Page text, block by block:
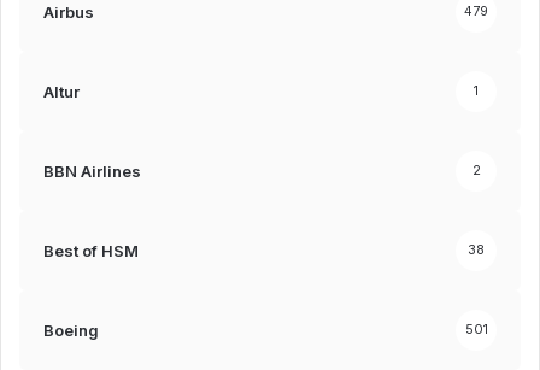
Airbus 479
Altur 1
BBN Airlines 2
Best of HSM 38
Boeing 501